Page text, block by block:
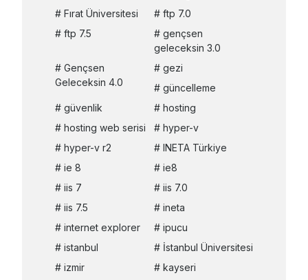
Fırat Üniversitesi
ftp 7.0
ftp 7.5
gençsen
geleceksin 3.0
Gençsen
Geleceksin 4.0
gezi
güncelleme
güvenlik
hosting
hosting web serisi
hyper-v
hyper-v r2
INETA Türkiye
ie 8
ie8
iis 7
iis 7.0
iis 7.5
ineta
internet explorer
ipucu
istanbul
İstanbul Üniversitesi
izmir
kayseri